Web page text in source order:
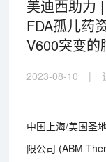
美迪西助力
FDA孤儿药
V600突变的
2023-08-10 |
中国上海/美国圣
限公司 (ABM